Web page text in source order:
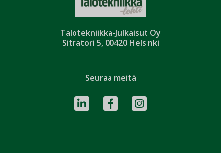
Talotekniikka-Julkaisut Oy
Sitratori 5, 00420 Helsinki
Seuraa meitä